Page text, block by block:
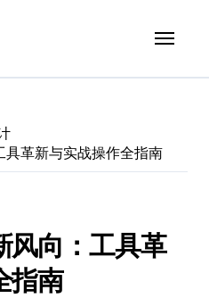
革新与实战操作全指南
风向：工具革
指南